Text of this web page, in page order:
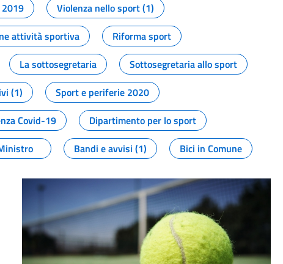
Violenza nello sport (1)
attività sportiva
Riforma sport
La sottosegretaria
Sottosegretaria allo sport
(1)
Sport e periferie 2020
Covid-19
Dipartimento per lo sport
Bandi e avvisi (1) Bici in Comune